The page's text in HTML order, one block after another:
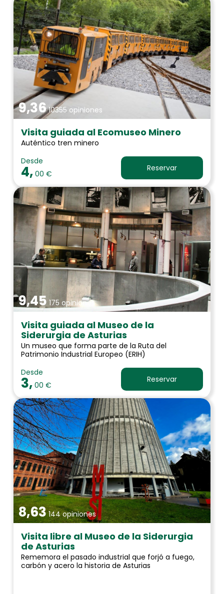
9,3610355 opiniones
Visita guiada al Ecomuseo Minero
Auténtico tren minero
Desde
4, 00 €
Reservar
9,45 175 opiniones
Visita guiada al Museo de la
Siderurgia de Asturias
Un museo que forma parte de la Ruta del
Patrimonio Industrial Europeo (ERIH)
Desde
3, 00 €
Reservar
8,63144 opiniones
Visita libre al Museo de la Siderurgia
de Asturias
Rememora el pasado industrial que forjó a fuego,
carbón y acero la historia de Asturias